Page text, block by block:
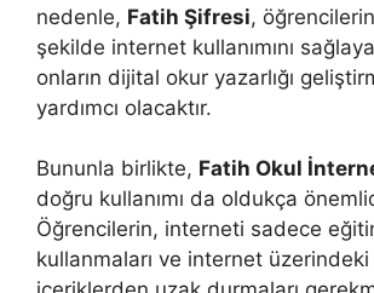
nedenle, Fatih Şifresi,
şekilde internet kullanımını
onların dijital okur yazarlığı
yardımcı olacaktır.
Bununla birlikte, Fatih Okul
doğru kullanımı da oldukça
Öğrencilerin, interneti sadece
kullanmaları ve internet üzerindeki